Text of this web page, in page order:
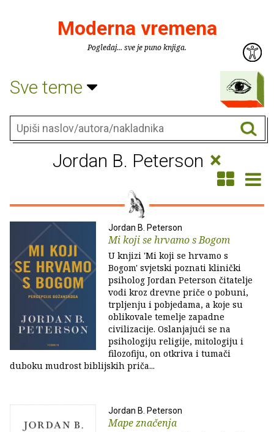
Moderna vremena
Pogledaj... sve je puno knjiga.
Sve teme
Jordan B. Peterson ×
Jordan B. Peterson
Mi koji se hrvamo s Bogom
U knjizi 'Mi koji se hrvamo s
Bogom' svjetski poznati klinički
psiholog Jordan Peterson čitatelje
vodi kroz drevne priče o pobuni,
trpljenju i pobjedama, a koje su
oblikovale temelje zapadne
civilizacije. Oslanjajući se na
psihologiju religije, mitologiju i
filozofiju, on otkriva i tumači
duboku mudrost biblijskih priča...
Jordan B. Peterson
Mape značenja